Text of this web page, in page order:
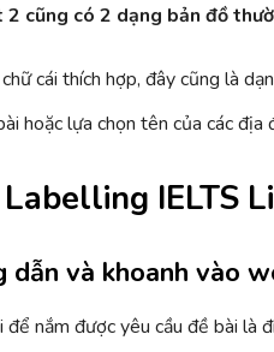
cũng có 2 dạng bản đồ
cái thích hợp, đây cũng là
hoặc lựa chọn tên của các địa
IELTS
dẫn và khoanh vào
nắm được yêu cầu đề bài là